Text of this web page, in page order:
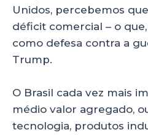
Unidos, percebemos
déficit comercial – o
como defesa contra a
Trump.
O Brasil cada vez mais
médio valor agregado,
tecnologia, produtos